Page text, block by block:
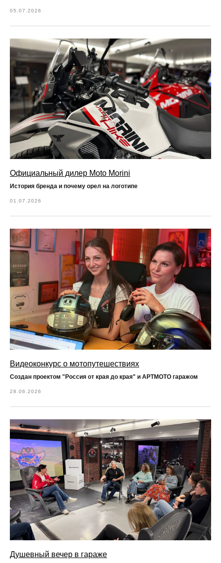
05.07.2026
Официальный дилер Moto Morini
История бренда и почему орел на логотипе
01.07.2026
Видеоконкурс о мотопутешествиях
Создан проектом "Россия от края до края" и АРТМОТО гаражом
28.06.2026
Душевный вечер в гараже